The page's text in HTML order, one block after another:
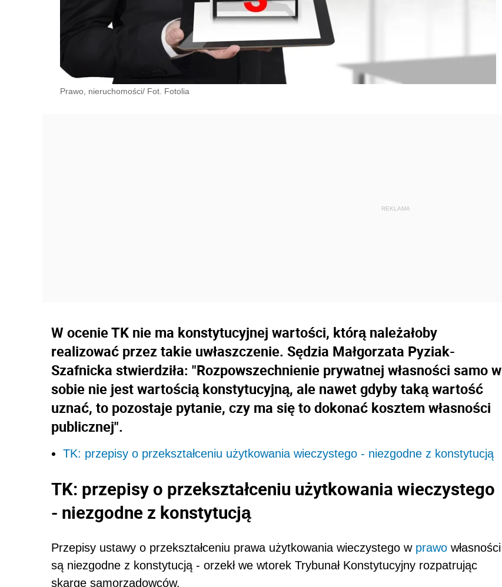
Prawo, nieruchomości/ Fot. Fotolia
W ocenie TK nie ma konstytucyjnej wartości, którą należałoby
realizować przez takie uwłaszczenie. Sędzia Małgorzata Pyziak-
Szafnicka stwierdziła: "Rozpowszechnienie prywatnej własności samo w
sobie nie jest wartością konstytucyjną, ale nawet gdyby taką wartość
uznać, to pozostaje pytanie, czy ma się to dokonać kosztem własności
publicznej".
TK: przepisy o przekształceniu użytkowania wieczystego - niezgodne z konstytucją
TK: przepisy o przekształceniu użytkowania wieczystego
- niezgodne z konstytucją
Przepisy ustawy o przekształceniu prawa użytkowania wieczystego w prawo własności
są niezgodne z konstytucją - orzekł we wtorek Trybunał Konstytucyjny rozpatrując
skargę samorządowców.